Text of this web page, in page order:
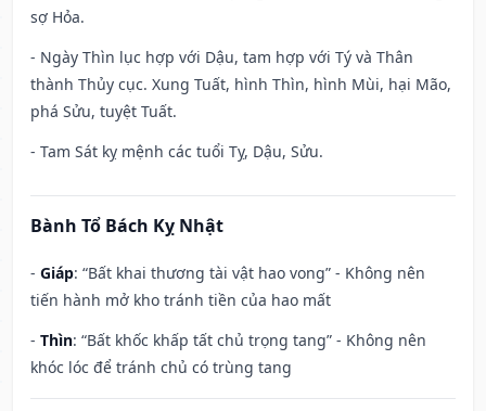
sợ Hỏa.
- Ngày Thìn lục hợp với Dậu, tam hợp với Tý và Thân
thành Thủy cục. Xung Tuất, hình Thìn, hình Mùi, hại Mão,
phá Sửu, tuyệt Tuất.
- Tam Sát kỵ mệnh các tuổi Tỵ, Dậu, Sửu.
Bành Tổ Bách Kỵ Nhật
- Giáp: “Bất khai thương tài vật hao vong” - Không nên
tiến hành mở kho tránh tiền của hao mất
- Thìn: “Bất khốc khấp tất chủ trọng tang” - Không nên
khóc lóc để tránh chủ có trùng tang